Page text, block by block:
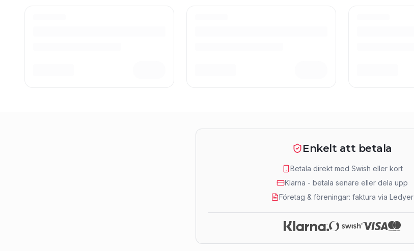
Enkelt att betala
Betala direkt med Swish eller kort
Klarna - betala senare eller dela upp
Företag & föreningar: faktura via Ledyer